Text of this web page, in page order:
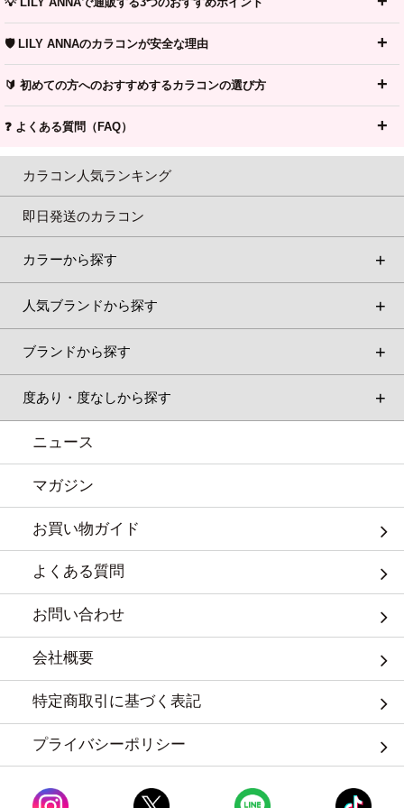
🛡️ LILY ANNAのカラコンが安全な理由
🔰 初めての方へのおすすめするカラコンの選び方
❓ よくある質問（FAQ）
カラコン人気ランキング
即日発送のカラコン
カラーから探す
人気ブランドから探す
ブランドから探す
度あり・度なしから探す
ニュース
マガジン
お買い物ガイド
よくある質問
お問い合わせ
会社概要
特定商取引に基づく表記
プライバシーポリシー